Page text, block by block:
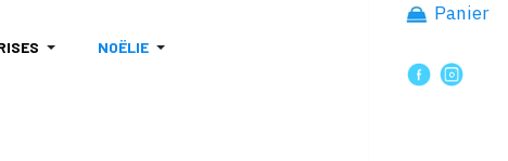
NOËLIE
Panier